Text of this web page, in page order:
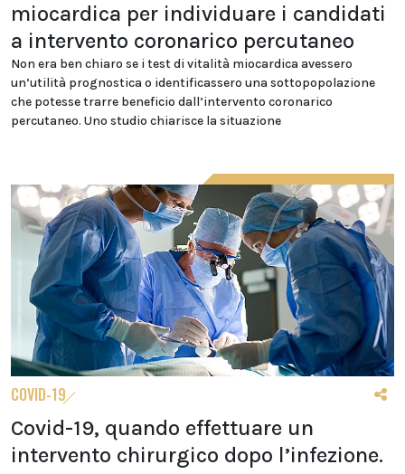
miocardica per individuare i candidati
a intervento coronarico percutaneo
Non era ben chiaro se i test di vitalità miocardica avessero
un’utilità prognostica o identificassero una sottopopolazione
che potesse trarre beneficio dall’intervento coronarico
percutaneo. Uno studio chiarisce la situazione
COVID-19
Covid-19, quando effettuare un
intervento chirurgico dopo l’infezione.